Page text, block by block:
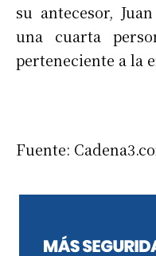
su antecesor,
una cuarta
perteneciente a la
Fuente: